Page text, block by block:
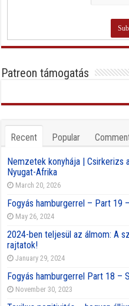
Patreon támogatás
Recent Popular
Nemzetek konyhája | Csirkerizs
Nyugat-Afrika
March 20, 2026
Fogyás hamburgerrel – Part 19
May 26, 2024
2024-ben teljesül az álmom: A
rajtatok!
January 29, 2024
Fogyás hamburgerrel Part 18 –
November 30, 2023